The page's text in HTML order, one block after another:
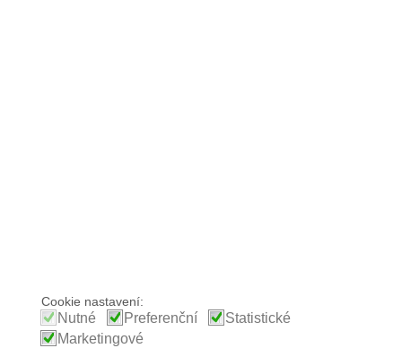
Cookie nastavení:
Nutné Preferenční
Statistické
Marketingové